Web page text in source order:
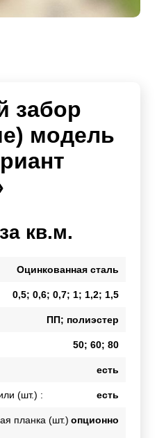
забор
модель
кв.м.
Оцинкованная сталь
0,5; 0,6; 0,7; 1; 1,2; 1,5
ПП; полиэстер
50; 60; 80
есть
(шт.) : есть
планка (шт.) опционно